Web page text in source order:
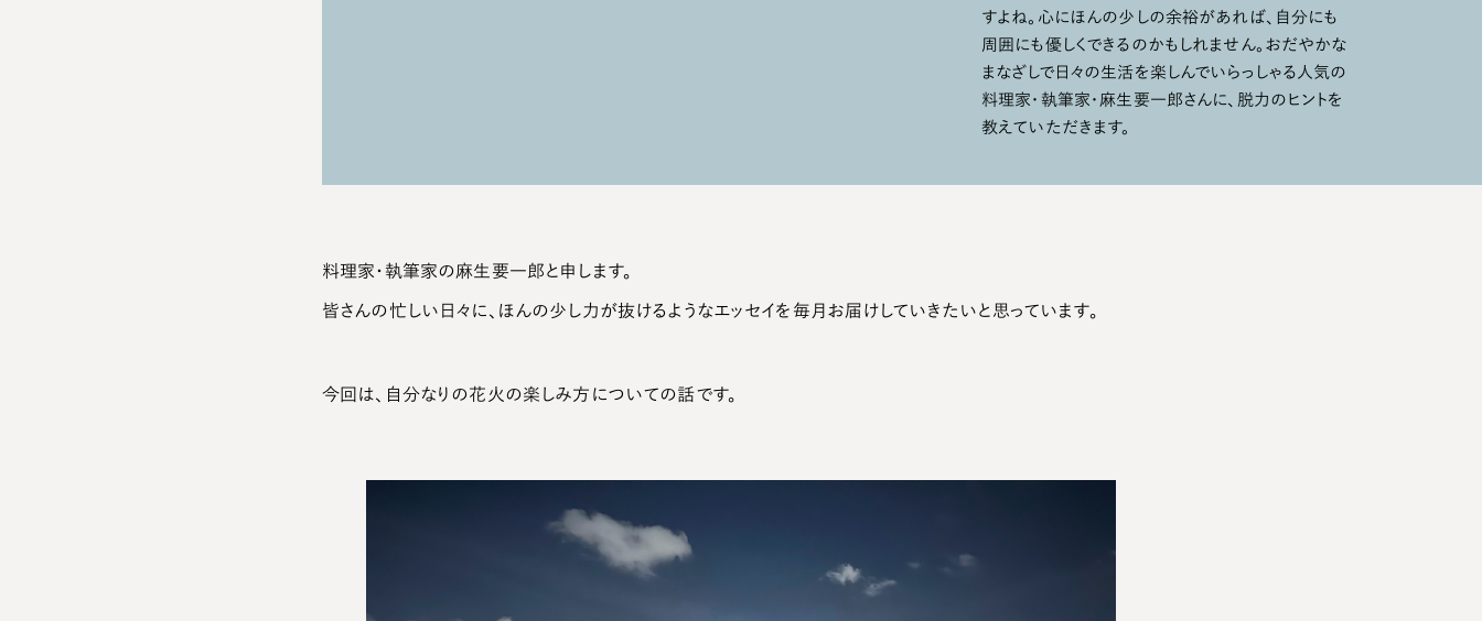
すよね。心にほんの少しの余裕があれば、自分にも
周囲にも優しくできるのかもしれません。おだやかな
まなざしで日々の生活を楽しんでいらっしゃる人気の
料理家・執筆家・麻生要一郎さんに、脱力のヒントを
教えていただきます。
料理家・執筆家の麻生要一郎と申します。
皆さんの忙しい日々に、ほんの少し力が抜けるようなエッセイを毎月お届けしていきたいと思っています。
今回は、自分なりの花火の楽しみ方についての話です。